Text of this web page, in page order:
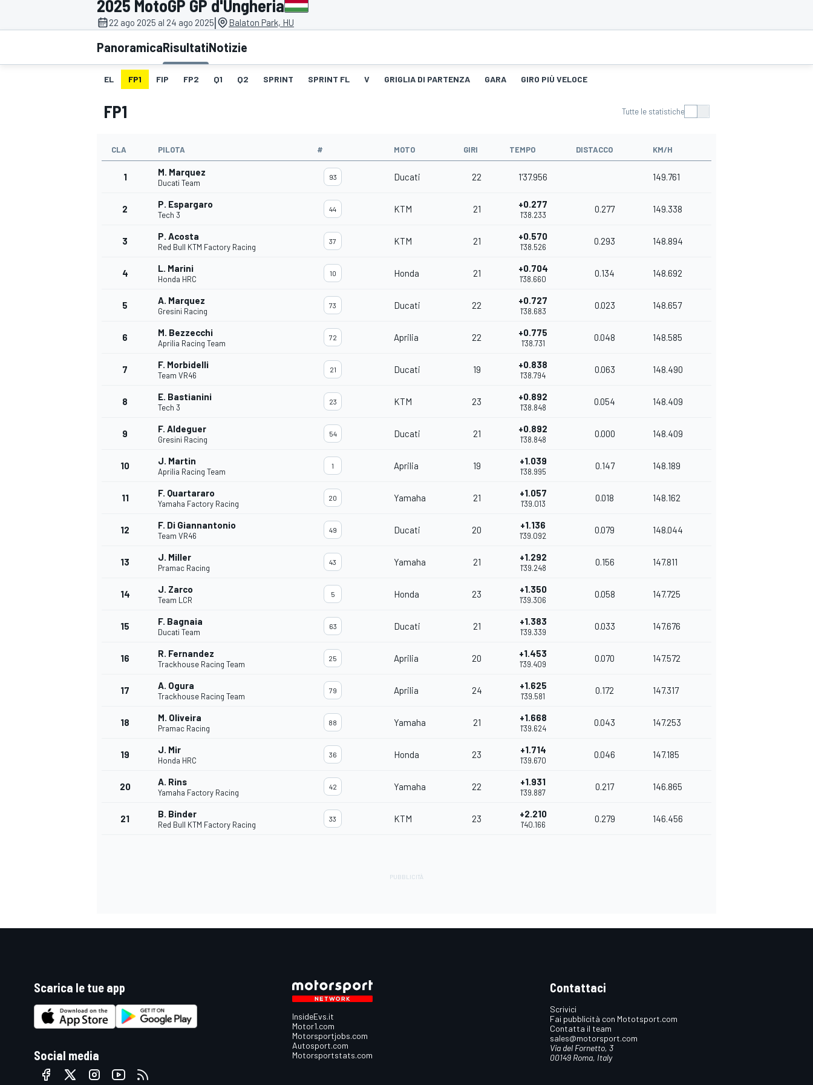
MOTOGP WEC
WRC
MONOPOSTO
ENDURANCE/GT
2025 MotoGP GP d'Ungheria
22 ago 2025 al 24 ago 2025| Balaton Park, HU
PanoramicaRisultatiNotizie
EL FP1 FIP FP2 Q1 Q2 SPRINT SPRINT FL V GRIGLIA DI PARTENZA GARA GIRO PIÙ VELOCE
FP1 Tutte le statistiche
CLA PILOTA # MOTO GIRI TEMPO DISTACCO KM/H
1 M. Marquez
Ducati Team
93 Ducati 22 1'37.956 149.761
2 P. Espargaro
Tech 3
44 KTM 21 +0.277
1'38.233
0.277 149.338
3 P. Acosta
Red Bull KTM Factory Racing
37 KTM 21 +0.570
1'38.526
0.293 148.894
4 L. Marini
Honda HRC
10 Honda 21 +0.704
1'38.660
0.134 148.692
5 A. Marquez
Gresini Racing
73 Ducati 22 +0.727
1'38.683
0.023 148.657
6 M. Bezzecchi
Aprilia Racing Team
72 Aprilia 22 +0.775
1'38.731
0.048 148.585
7 F. Morbidelli
Team VR46
21 Ducati 19 +0.838
1'38.794
0.063 148.490
8 E. Bastianini
Tech 3
23 KTM 23 +0.892
1'38.848
0.054 148.409
9 F. Aldeguer
Gresini Racing
54 Ducati 21 +0.892
1'38.848
0.000 148.409
10 J. Martin
Aprilia Racing Team
1 Aprilia 19 +1.039
1'38.995
0.147 148.189
11 F. Quartararo
Yamaha Factory Racing
20 Yamaha 21 +1.057
1'39.013
0.018 148.162
12 F. Di Giannantonio
Team VR46
49 Ducati 20 +1.136
1'39.092
0.079 148.044
13 J. Miller
Pramac Racing
43 Yamaha 21 +1.292
1'39.248
0.156 147.811
14 J. Zarco
Team LCR
5 Honda 23 +1.350
1'39.306
0.058 147.725
15 F. Bagnaia
Ducati Team
63 Ducati 21 +1.383
1'39.339
0.033 147.676
16 R. Fernandez
Trackhouse Racing Team
25 Aprilia 20 +1.453
1'39.409
0.070 147.572
17 A. Ogura
Trackhouse Racing Team
79 Aprilia 24 +1.625
1'39.581
0.172 147.317
18 M. Oliveira
Pramac Racing
88 Yamaha 21 +1.668
1'39.624
0.043 147.253
19 J. Mir
Honda HRC
36 Honda 23 +1.714
1'39.670
0.046 147.185
20 A. Rins
Yamaha Factory Racing
42 Yamaha 22 +1.931
1'39.887
0.217 146.865
21 B. Binder
Red Bull KTM Factory Racing
33 KTM 23 +2.210
1'40.166
0.279 146.456
Scarica le tue app
Social media
InsideEvs.it
Motor1.com
Motorsportjobs.com
Autosport.com
Motorsportstats.com
Contattaci
Scrivici
Fai pubblicità con Mototsport.com
Contatta il team
sales@motorsport.com
Via del Fornetto, 3
00149 Roma, Italy